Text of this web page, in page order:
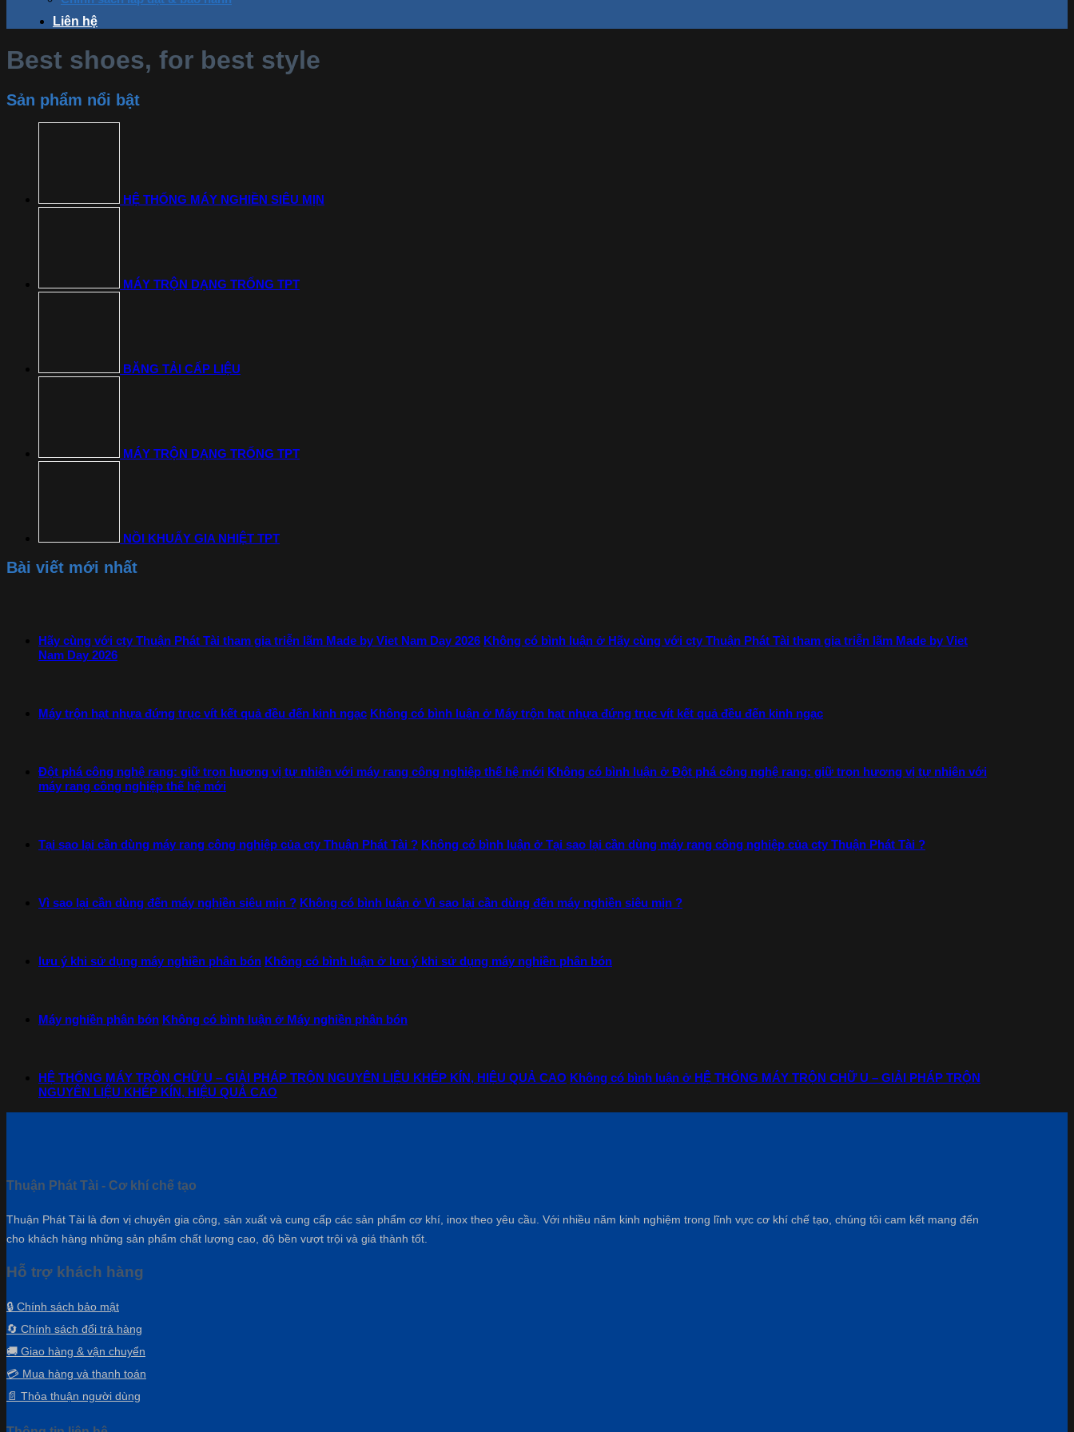
Liên hệ
Best shoes, for best style
Sản phẩm nổi bật
HỆ THỐNG MÁY NGHIỀN SIÊU MỊN
MÁY TRỘN DẠNG TRỐNG TPT
BĂNG TẢI CẤP LIỆU
MÁY TRỘN DẠNG TRỐNG TPT
NỒI KHUẤY GIA NHIỆT TPT
Bài viết mới nhất
Hãy cùng với cty Thuận Phát Tài tham gia triễn lãm Made by Viet Nam Day 2026 Không có bình luận ở Hãy cùng với cty Thuận Phát Tài tham gia triễn lãm Made by Viet
Nam Day 2026
Máy trộn hạt nhựa đứng trục vít kết quả đều đến kinh ngạc Không có bình luận ở Máy trộn hạt nhựa đứng trục vít kết quả đều đến kinh ngạc
Đột phá công nghệ rang: giữ trọn hương vị tự nhiên với máy rang công nghiệp thế hệ mới Không có bình luận ở Đột phá công nghệ rang: giữ trọn hương vị tự nhiên với
máy rang công nghiệp thế hệ mới
Tại sao lại cần dùng máy rang công nghiệp của cty Thuận Phát Tài ? Không có bình luận ở Tại sao lại cần dùng máy rang công nghiệp của cty Thuận Phát Tài ?
Vì sao lại cần dùng đến máy nghiền siêu mịn ? Không có bình luận ở Vì sao lại cần dùng đến máy nghiền siêu mịn ?
lưu ý khi sử dụng máy nghiền phân bón Không có bình luận ở lưu ý khi sử dụng máy nghiền phân bón
Máy nghiền phân bón Không có bình luận ở Máy nghiền phân bón
HỆ THỐNG MÁY TRỘN CHỮ U – GIẢI PHÁP TRỘN NGUYÊN LIỆU KHÉP KÍN, HIỆU QUẢ CAO Không có bình luận ở HỆ THỐNG MÁY TRỘN CHỮ U – GIẢI PHÁP TRỘN
NGUYÊN LIỆU KHÉP KÍN, HIỆU QUẢ CAO
Thuận Phát Tài - Cơ khí chế tạo
Thuận Phát Tài là đơn vị chuyên gia công, sản xuất và cung cấp các sản phẩm cơ khí, inox theo yêu cầu. Với nhiều năm kinh nghiệm trong lĩnh vực cơ khí chế tạo, chúng tôi cam kết mang đến
cho khách hàng những sản phẩm chất lượng cao, độ bền vượt trội và giá thành tốt.
Hỗ trợ khách hàng
🔒 Chính sách bảo mật
🔄 Chính sách đổi trả hàng
🚚 Giao hàng & vận chuyển
💳 Mua hàng và thanh toán
📄 Thỏa thuận người dùng